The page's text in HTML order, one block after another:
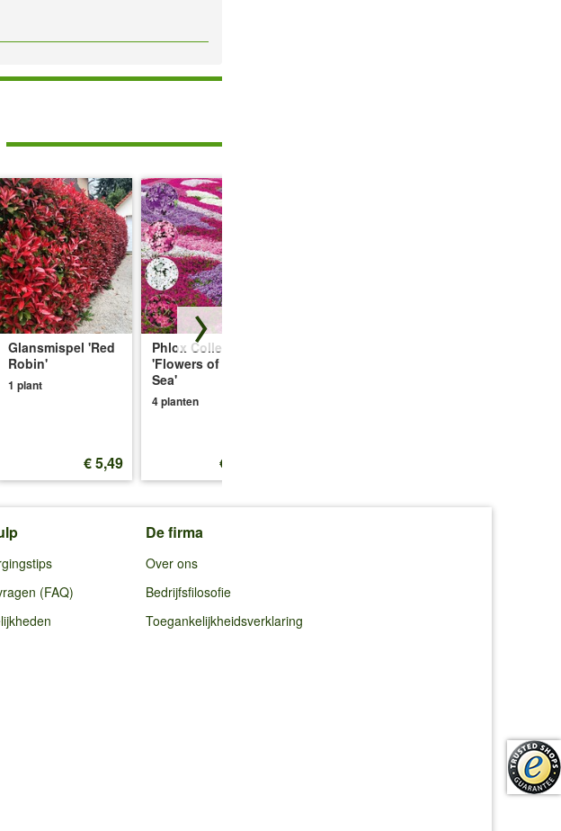
Glansmispel 'Red
Robin'
1 plant
€ 5,49
Phlox Collectie
'Flowers of the
Sea'
4 planten
€ 13,25
(FAQ)
De firma
Over ons
Bedrijfsfilosofie
Toegankelijkheidsverklaring